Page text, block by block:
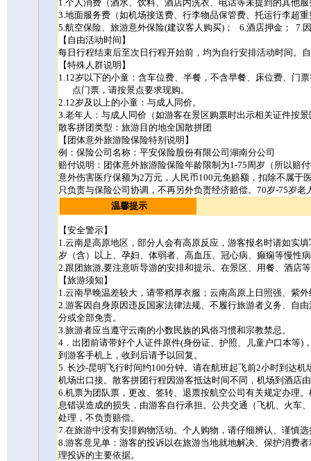
1.个人消费（酒水、饮料、酒店内洗衣、电话等未提到的其他服
3.地面服务费（如机场接送费、行李物品保管费、托运行李超重
5.航空保险、旅游意外保险(建议客人购买)； 6.酒店押金； 7.
【自由活动时间】
每日行程结束后至次日行程开始前，均为自行安排活动时间。
【特殊人群说明】
1.12岁以下的小童：含车位费、半餐，不含早餐、床位费、门
点门票，请按景点要求现购。
2.12岁及以上的小童：与成人同价。
3.老年人：与成人同价（如游客在景区购票时出示相关证件按
散客拼团类型：旅游目的地全国散拼团
【团体意外旅游险保险特别说明】
例：保险公司名称：平安保险股份有限公司湖南分公司
赔付说明：团体意外旅游险保险年龄限制为1-75周岁（所以赔
意外伤害医疗保额为2万元，人民币100元免赔额，扣除不属于
只负责与保险公司协调，不再另外负责经济赔偿。 70岁-75岁老
温馨提示
【安全警示】
1.云南是高原地区，部分人会有高原反应，游客报名时请如实
岁（含）以上、孕妇、体弱者、高血压、冠心病、癫痫等慢性
2.跟团旅游,要注意听导游的安排和提示。在景区、用餐、酒店
【旅游须知】
1.云南早晚温差较大，请带稍厚衣服；云南高原上日照强、紫
2.游客因自身原因违反国家法律法规、不履行旅游者义务、自
分或全部免责。
3.旅游者应当遵守云南的小数民族的风俗习惯和宗教禁忌。
4．出团前请带好个人证件原件(身份证、护照、儿童户口本等)
到游客手机上，收到后请予以回复。
5. 长沙-昆明飞行时间约100分钟。请在航班起飞前2小时到达机
机场出口接。散客拼团行程因游客抵达时间不同，机场到酒店
6.机票为团队票，更改、签转、退票按航空公司有关规定办理
息错误造成的损失，由游客自行承担。公共交通（飞机、火车
处理，不负责赔偿。
7.在旅游中没有安排购物活动。个人购物，请仔细辨认、谨慎
8.游客意见单：游客的投诉以在旅游当地就地解决、保护消费
理投诉的主要依据。